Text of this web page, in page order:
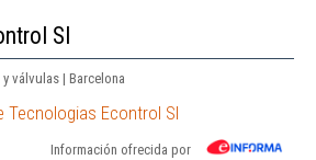
Sl
válvulas | Barcelona
Tecnologias Econtrol Sl
Información ofrecida por